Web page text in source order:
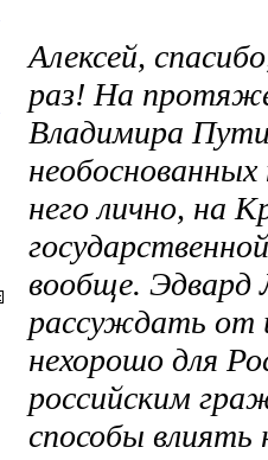
Алексей,
раз! На
Владимира
него лично, на
вообще. Эдвард
рассуждать от
нехорошо для
российским
способы влиять